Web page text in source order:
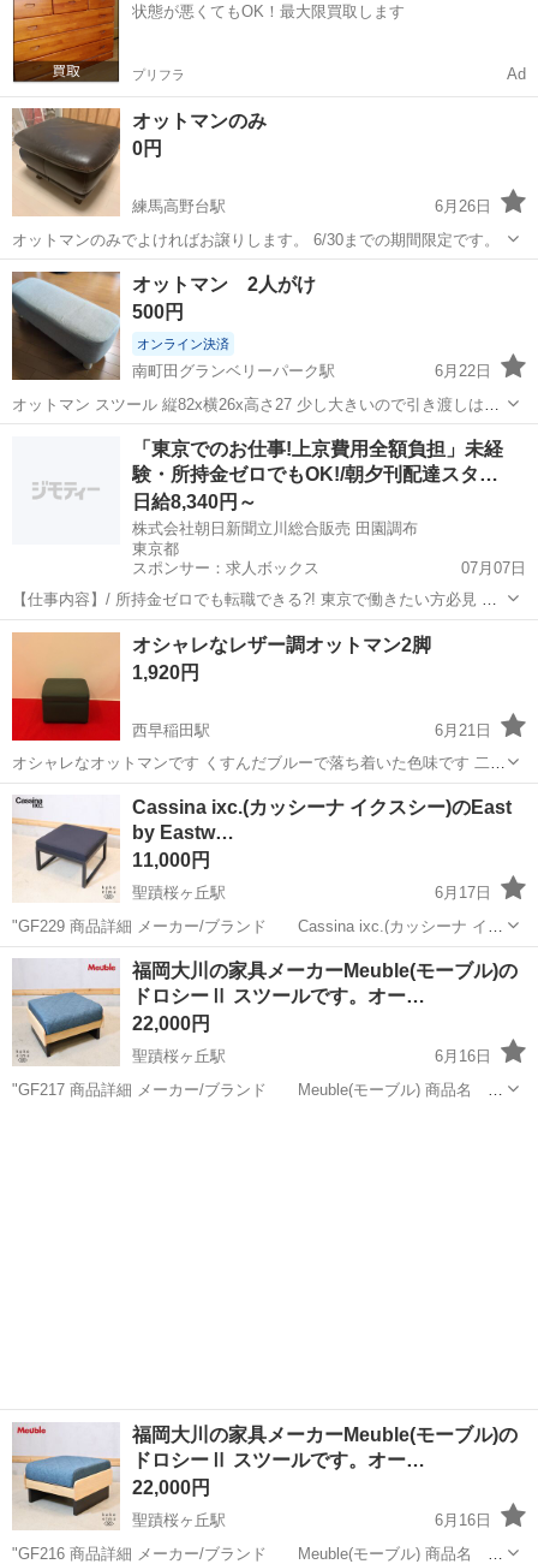
市》 人気の工場のお仕事 ◇電...
状態が悪くてもOK！最大限買取します
プリフラ Ad
オットマンのみ
0円
練馬高野台駅
6月26日
オットマンのみでよければお譲りします。 6/30までの期間限定です。
東京 練馬区 練馬高野台駅 ソファ
オットマン 2人がけ
500円
オンライン決済
南町田グランベリーパーク駅
6月22日
オットマン スツール 縦82x横26x高さ27 少し大きいので引き渡しは基
本私の家付近が良いです。 南町田グランベリーパーク駅付近でも可で
すが、大きいのでクルマでの引き取りがよいと思います。
南町田グランベリーパーク駅 ソファ
「東京でのお仕事!上京費用全額負担」未経
験・所持金ゼロでもOK!/朝夕刊配達スタ…
日給8,340円～
株式会社朝日新聞立川総合販売 田園調布
東京都
スポンサー：求人ボックス
07月07日
【仕事内容】/ 所持金ゼロでも転職できる?! 東京で働きたい方必見 即
日入居可!家具家電付きの寮・社宅あり! 引っ越しや上京の費用は”すべ
て”負担します 必ず面接!電話面接もOK! 魅力ポイント 家具家電付きの
寮・社宅を完備 無資...
アルバイト・パート
オシャレなレザー調オットマン2脚
1,920円
西早稲田駅
6月21日
オシャレなオットマンです くすんだブルーで落ち着いた色味です 二脚
セットです
東京 西早稲田駅 ソファ レザー
Cassina ixc.(カッシーナ イクスシー)のEast
by Eastw…
11,000円
聖蹟桜ヶ丘駅
6月17日
"GF229 商品詳細 メーカー/ブランド Cassina ixc.(カッシーナ イク
スシー) 商品名 East by Eastwest VIOLA オットマン サイズ
幅/58×奥行/56.5×高...
東京 多摩市 聖蹟桜ヶ丘駅
福岡大川の家具メーカーMeuble(モーブル)の
ドロシーⅡ スツールです。オー…
22,000円
聖蹟桜ヶ丘駅
6月16日
"GF217 商品詳細 メーカー/ブランド Meuble(モーブル) 商品名
福岡大川の家具メーカーMeuble(モーブル)の
ドロシーⅡ スツールです。オー…
22,000円
聖蹟桜ヶ丘駅
6月16日
"GF216 商品詳細 メーカー/ブランド Meuble(モーブル) 商品名